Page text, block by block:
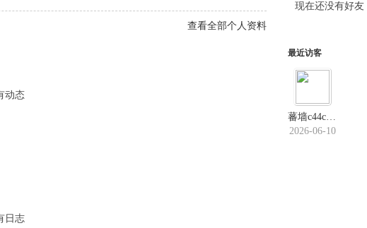
查看全部个人资料
动态
日志
现在还没有好友
最近访客
蕃墙c44c．us
2026-06-10